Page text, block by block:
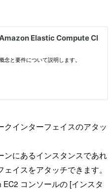
インターフェイスのアタッ
ンにあるインスタンスであれ
イスをアタッチできます。
コンソールの [インスタ